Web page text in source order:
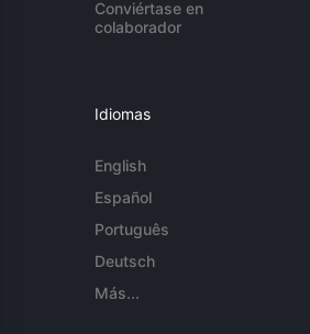
Conviértase en
colaborador
Idiomas
English
Español
Português
Deutsch
Más...